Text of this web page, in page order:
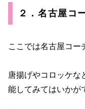
２．名古屋コ
ここでは名古屋コー
唐揚げやコロッケな
能してみてはいかが